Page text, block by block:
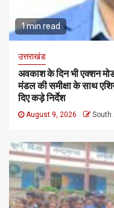
1 min read
उत्तराखंड
अवकाश के दिन भी एक्शन
मंडल की समीक्षा के साथ
दिए कड़े निर्देश
August 9, 2026 South